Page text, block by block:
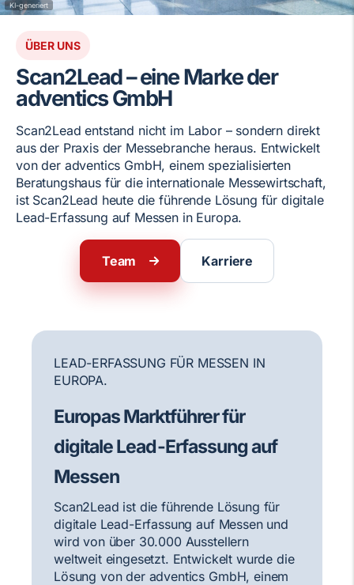
ÜBER UNS
Scan2Lead – eine Marke der
adventics GmbH
Scan2Lead entstand nicht im Labor – sondern direkt
aus der Praxis der Messebranche heraus. Entwickelt
von der adventics GmbH, einem spezialisierten
Beratungshaus für die internationale Messewirtschaft,
ist Scan2Lead heute die führende Lösung für digitale
Lead-Erfassung auf Messen in Europa.
Team Karriere
KI-generiert
LEAD-ERFASSUNG FÜR MESSEN IN
EUROPA.
Europas Marktführer für
digitale Lead-Erfassung auf
Messen
Scan2Lead ist die führende Lösung für
digitale Lead-Erfassung auf Messen und
wird von über 30.000 Ausstellern
weltweit eingesetzt. Entwickelt wurde die
Lösung von der adventics GmbH, einem